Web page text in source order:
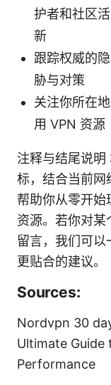
护者和社区
新
跟踪权威的
胁与对策
关注你所在
用 VPN 资源
注释与结尾说明
标，结合当前网
帮助你从零开始
资源。若你对某
留言，我们可以
更贴合的建议。
Sources:
Nordvpn 30
Ultimate Guide
Performance